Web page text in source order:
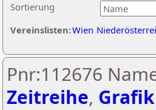
Sortierung
Vereinslisten:Wien
Pnr:112676
Zeitreihe,